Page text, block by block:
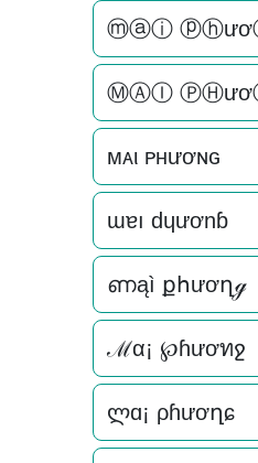
ⓜⓐⓘ
ⓂⒶⒾ
мᴀι ᴘнươɴԍ
ɯɐı dɥươnɓ
ണąì քհươղℊ
ℳα¡ ℘ɦươทջ
ლɑ¡ ρɦươղɕ